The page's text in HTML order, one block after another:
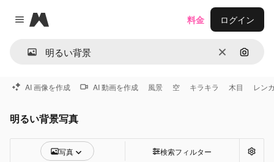
Close menu
Magnific
消去 画像で
料金 ログイン
AI 画像を作成 AI 動画を作成 風景 空 キラキラ 木目 レン
明るい背景写真
写真 検索フィルター